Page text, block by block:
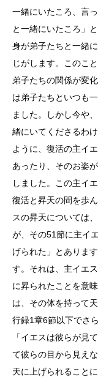
一緒にいたころ、言
と一緒にいたころ」
身が弟子たちと一緒
じがします。このこ
弟子たちの関係が変
は弟子たちといつも
ました。しかし今や
緒にいてくださるわ
ように、復活の主イ
あったり、そのお姿
しました。この主イ
復活と昇天の間を歩
スの昇天については
が、その51節に主イ
げられた」とありま
す。それは、主イエ
に昇られたことを意
は、その体を持って
行録1章6節以下でさ
「イエスは彼らが見
て彼らの目から見え
天に上げられること